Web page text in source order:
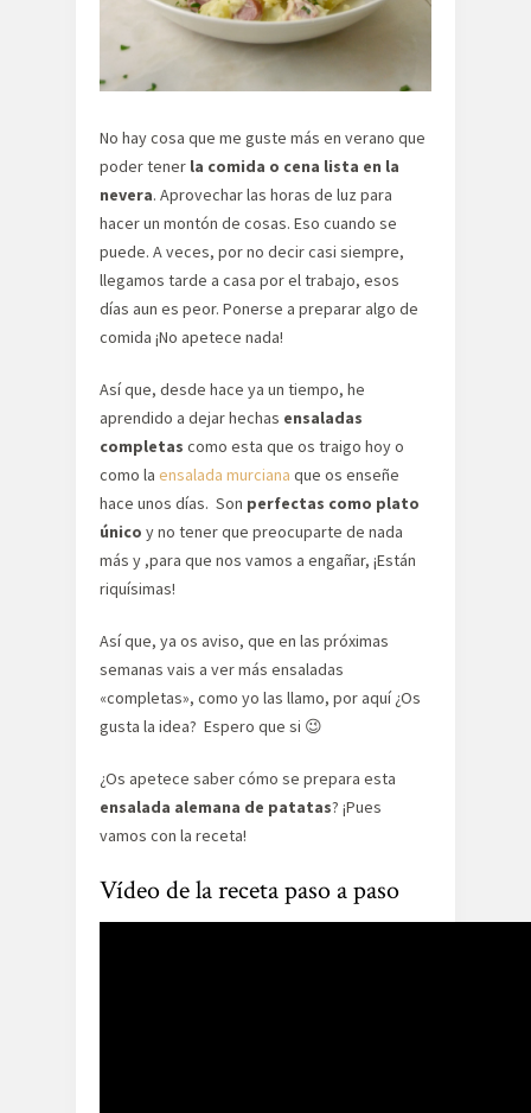
No hay cosa que me guste más en verano que
poder tener la comida o cena lista en la
nevera. Aprovechar las horas de luz para
hacer un montón de cosas. Eso cuando se
puede. A veces, por no decir casi siempre,
llegamos tarde a casa por el trabajo, esos
días aun es peor. Ponerse a preparar algo de
comida ¡No apetece nada!
Así que, desde hace ya un tiempo, he
aprendido a dejar hechas ensaladas
completas como esta que os traigo hoy o
como la ensalada murciana que os enseñe
hace unos días. Son perfectas como plato
único y no tener que preocuparte de nada
más y ,para que nos vamos a engañar, ¡Están
riquísimas!
Así que, ya os aviso, que en las próximas
semanas vais a ver más ensaladas
«completas», como yo las llamo, por aquí ¿Os
gusta la idea? Espero que si 😉
¿Os apetece saber cómo se prepara esta
ensalada alemana de patatas? ¡Pues
vamos con la receta!
Vídeo de la receta paso a paso